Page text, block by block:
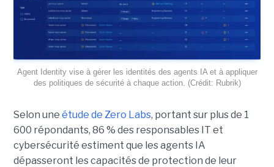
Agent Identity vise à gérer les identités des agents IA et à appliquer
des politiques de sécurité à chaque action. (Crédit: Rubrik)
Selon une étude de Zero Labs, portant sur plus de 1
600 répondants, 86 % des responsables IT et
cybersécurité estiment que les agents IA
dépasseront les capacités de protection de leur